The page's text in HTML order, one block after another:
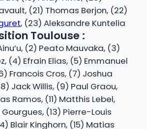
(21) Thomas Berjon, (22)
, (23) Aleksandre Kuntelia
Toulouse :
(2) Peato Mauvaka, (3)
(4) Efrain Elias, (5) Emmanuel
Francois Cros, (7) Joshua
Jack Willis, (9) Paul Graou,
Ramos, (11) Matthis Lebel,
Gourgues, (13) Pierre-Louis
Blair Kinghorn, (15) Matias